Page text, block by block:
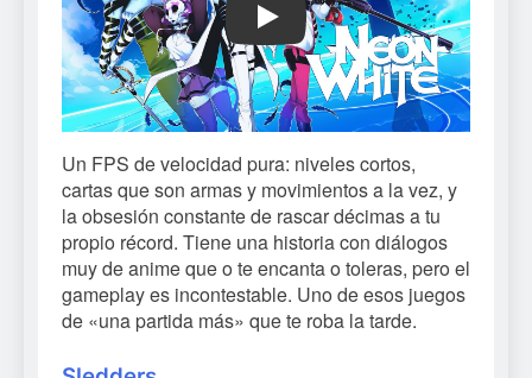
Play
Un FPS de velocidad pura: niveles cortos,
cartas que son armas y movimientos a la vez, y
la obsesión constante de rascar décimas a tu
propio récord. Tiene una historia con diálogos
muy de anime que o te encanta o toleras, pero el
gameplay es incontestable. Uno de esos juegos
de «una partida más» que te roba la tarde.